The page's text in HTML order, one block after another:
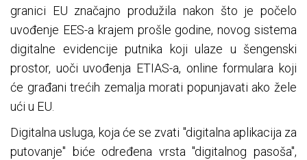
granici EU značajno produžila nakon što je počelo
uvođenje EES-a krajem prošle godine, novog sistema
digitalne evidencije putnika koji ulaze u šengenski
prostor, uoči uvođenja ETIAS-a, online formulara koji
će građani trećih zemalja morati popunjavati ako žele
ući u EU.
Digitalna usluga, koja će se zvati "digitalna aplikacija za
putovanje" biće određena vrsta "digitalnog pasoša",